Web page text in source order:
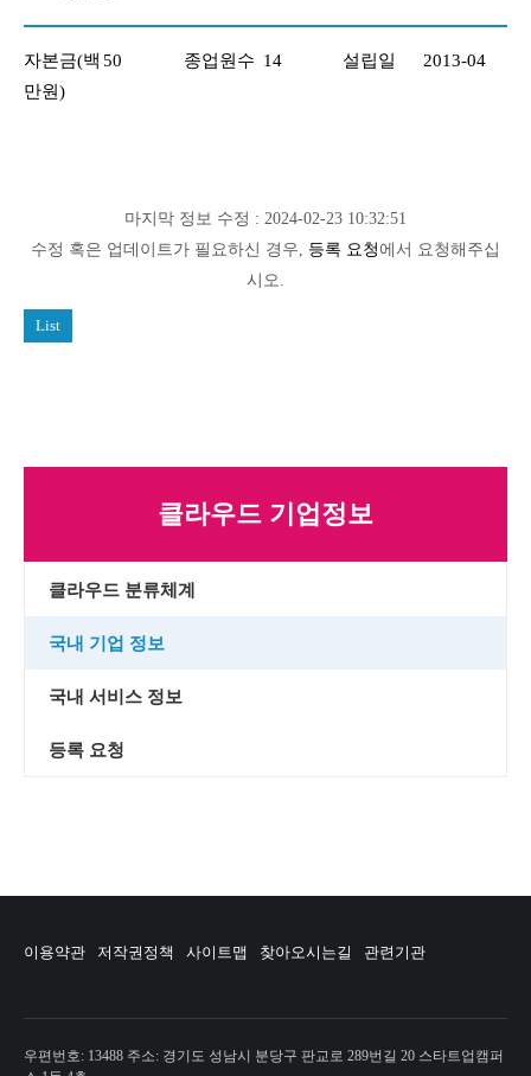
자본금(백
만원)
50 종업원수 14 설립일 2013-04
마지막 정보 수정 : 2024-02-23 10:32:51
수정 혹은 업데이트가 필요하신 경우, 등록 요청에서 요청해주십
시오.
List
클라우드 기업정보
클라우드 분류체계
국내 기업 정보
국내 서비스 정보
등록 요청
이용약관 저작권정책 사이트맵 찾아오시는길 관련기관
우편번호: 13488 주소: 경기도 성남시 분당구 판교로 289번길 20 스타트업캠퍼